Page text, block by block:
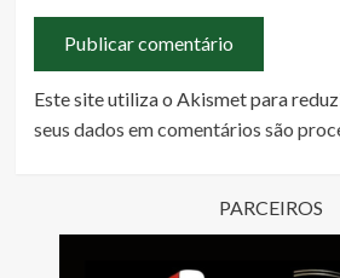
Este site utiliza o Akismet para
seus dados em comentários são
PARCEIROS